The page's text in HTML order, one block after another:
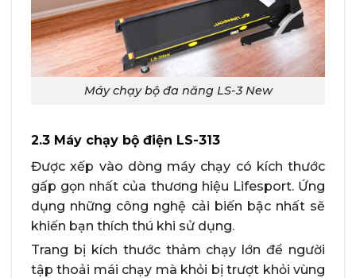
Máy chạy bộ đa năng LS-3 New
2.3 Máy chạy bộ điện LS-313
Được xếp vào dòng máy chạy có kích thước
gấp gọn nhất của thương hiệu Lifesport. Ứng
dụng những công nghệ cải biến bậc nhất sẽ
khiến bạn thích thú khi sử dụng.
Trang bị kích thước thảm chạy lớn để người
tập thoải mái chạy mà khỏi bị trượt khỏi vùng